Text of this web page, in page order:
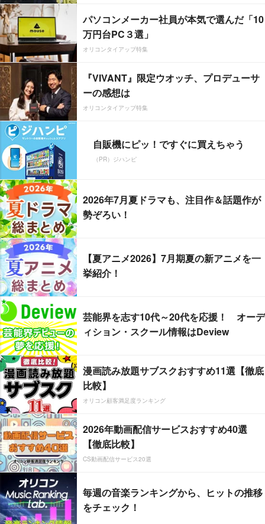
パソコンメーカー社員が本気で選んだ「10
万円台PC３選」
オリコンタイアップ特集
『VIVANT』限定ウオッチ、プロデューサ
ーの感想は
オリコンタイアップ特集
自販機にピッ！ですぐに買えちゃう
（PR）ジハンピ
2026年7月夏ドラマも、注目作＆話題作が
勢ぞろい！
【夏アニメ2026】7月期夏の新アニメを一
挙紹介！
芸能界を志す10代～20代を応援！ オーデ
ィション・スクール情報はDeview
漫画読み放題サブスクおすすめ11選【徹底
比較】
オリコン顧客満足度ランキング
2026年動画配信サービスおすすめ40選
【徹底比較】
CS動画配信サービス20選
毎週の音楽ランキングから、ヒットの推移
をチェック！